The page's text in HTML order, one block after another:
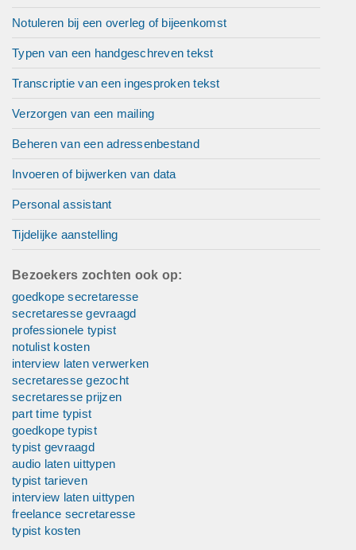
Notuleren bij een overleg of bijeenkomst
Typen van een handgeschreven tekst
Transcriptie van een ingesproken tekst
Verzorgen van een mailing
Beheren van een adressenbestand
Invoeren of bijwerken van data
Personal assistant
Tijdelijke aanstelling
Bezoekers zochten ook op:
goedkope secretaresse
secretaresse gevraagd
professionele typist
notulist kosten
interview laten verwerken
secretaresse gezocht
secretaresse prijzen
part time typist
goedkope typist
typist gevraagd
audio laten uittypen
typist tarieven
interview laten uittypen
freelance secretaresse
typist kosten